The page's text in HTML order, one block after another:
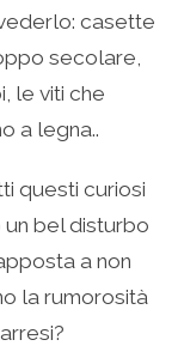
casette
secolare,
le viti che
a legna..
questi curiosi
bel disturbo
a non
la rumorosità